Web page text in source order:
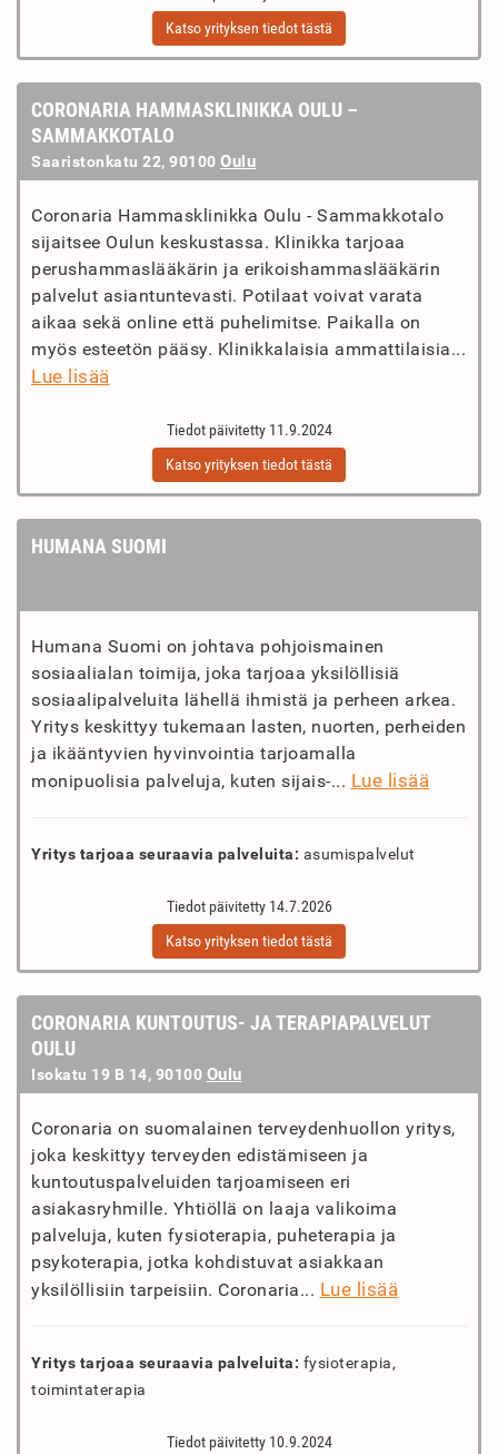
Katso yrityksen tiedot tästä
CORONARIA HAMMASKLINIKKA OULU –
SAMMAKKOTALO
Saaristonkatu 22, 90100 Oulu
Coronaria Hammasklinikka Oulu - Sammakkotalo
sijaitsee Oulun keskustassa. Klinikka tarjoaa
perushammaslääkärin ja erikoishammaslääkärin
palvelut asiantuntevasti. Potilaat voivat varata
aikaa sekä online että puhelimitse. Paikalla on
myös esteetön pääsy. Klinikkalaisia ammattilaisia...
Lue lisää
Tiedot päivitetty 11.9.2024
Katso yrityksen tiedot tästä
HUMANA SUOMI
Humana Suomi on johtava pohjoismainen
sosiaalialan toimija, joka tarjoaa yksilöllisiä
sosiaalipalveluita lähellä ihmistä ja perheen arkea.
Yritys keskittyy tukemaan lasten, nuorten, perheiden
ja ikääntyvien hyvinvointia tarjoamalla
monipuolisia palveluja, kuten sijais-... Lue lisää
Yritys tarjoaa seuraavia palveluita: asumispalvelut
Tiedot päivitetty 14.7.2026
Katso yrityksen tiedot tästä
CORONARIA KUNTOUTUS- JA TERAPIAPALVELUT
OULU
Isokatu 19 B 14, 90100 Oulu
Coronaria on suomalainen terveydenhuollon yritys,
joka keskittyy terveyden edistämiseen ja
kuntoutuspalveluiden tarjoamiseen eri
asiakasryhmille. Yhtiöllä on laaja valikoima
palveluja, kuten fysioterapia, puheterapia ja
psykoterapia, jotka kohdistuvat asiakkaan
yksilöllisiin tarpeisiin. Coronaria... Lue lisää
Yritys tarjoaa seuraavia palveluita: fysioterapia,
toimintaterapia
Tiedot päivitetty 10.9.2024